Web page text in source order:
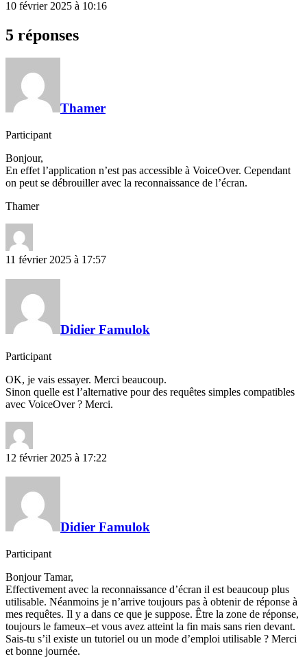
10 février 2025 à 10:16
5 réponses
Thamer
Participant
Bonjour,
En effet l’application n’est pas accessible à VoiceOver. Cependant
on peut se débrouiller avec la reconnaissance de l’écran.
Thamer
11 février 2025 à 17:57
Didier Famulok
Participant
OK, je vais essayer. Merci beaucoup.
Sinon quelle est l’alternative pour des requêtes simples compatibles
avec VoiceOver ? Merci.
12 février 2025 à 17:22
Didier Famulok
Participant
Bonjour Tamar,
Effectivement avec la reconnaissance d’écran il est beaucoup plus
utilisable. Néanmoins je n’arrive toujours pas à obtenir de réponse à
mes requêtes. Il y a dans ce que je suppose. Être la zone de réponse,
toujours le fameux–et vous avez atteint la fin mais sans rien devant.
Sais-tu s’il existe un tutoriel ou un mode d’emploi utilisable ? Merci
et bonne journée.